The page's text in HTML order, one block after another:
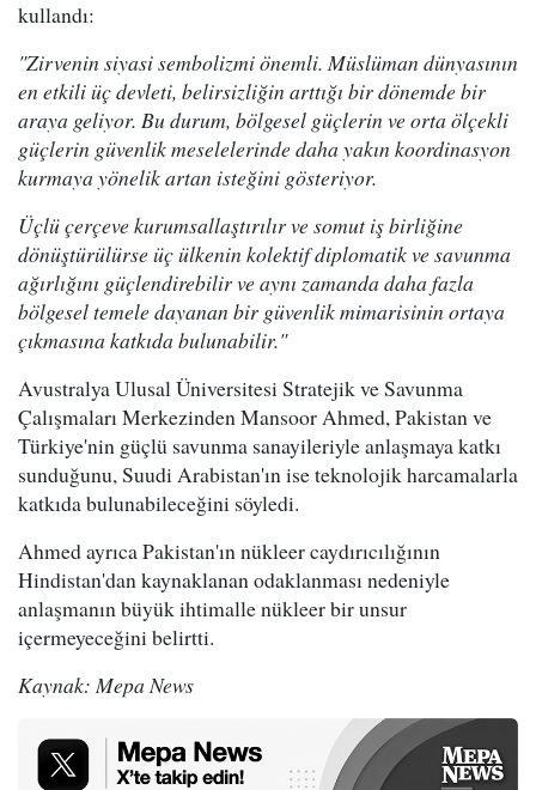
kullandı:
"Zirvenin siyasi sembolizmi önemli. Müslüman dünyasının
en etkili üç devleti, belirsizliğin arttığı bir dönemde bir
araya geliyor. Bu durum, bölgesel güçlerin ve orta ölçekli
güçlerin güvenlik meselelerinde daha yakın koordinasyon
kurmaya yönelik artan isteğini gösteriyor.
Üçlü çerçeve kurumsallaştırılır ve somut iş birliğine
dönüştürülürse üç ülkenin kolektif diplomatik ve savunma
ağırlığını güçlendirebilir ve aynı zamanda daha fazla
bölgesel temele dayanan bir güvenlik mimarisinin ortaya
çıkmasına katkıda bulunabilir."
Avustralya Ulusal Üniversitesi Stratejik ve Savunma
Çalışmaları Merkezinden Mansoor Ahmed, Pakistan ve
Türkiye'nin güçlü savunma sanayileriyle anlaşmaya katkı
sunduğunu, Suudi Arabistan'ın ise teknolojik harcamalarla
katkıda bulunabileceğini söyledi.
Ahmed ayrıca Pakistan'ın nükleer caydırıcılığının
Hindistan'dan kaynaklanan odaklanması nedeniyle
anlaşmanın büyük ihtimalle nükleer bir unsur
içermeyeceğini belirtti.
Kaynak: Mepa News